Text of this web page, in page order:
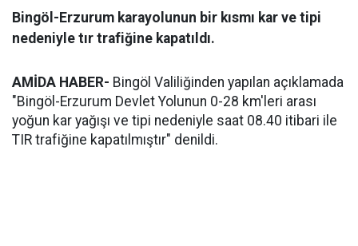
Bingöl-Erzurum karayolunun bir kısmı kar ve tipi
nedeniyle tır trafiğine kapatıldı.
AMİDA HABER- Bingöl Valiliğinden yapılan açıklamada
"Bingöl-Erzurum Devlet Yolunun 0-28 km'leri arası
yoğun kar yağışı ve tipi nedeniyle saat 08.40 itibari ile
TIR trafiğine kapatılmıştır" denildi.